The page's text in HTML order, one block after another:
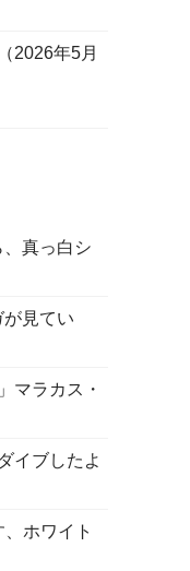
2026年5月
真っ白シ
見てい
マラカス・
イブしたよ
ホワイト